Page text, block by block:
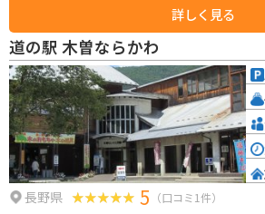
化財に指定されている木曽の大橋や、江戸時代の
宿など、歴史を感じさせる観光スポットが多くあります。 道の駅
の特産品を販売する直売所やレストラン、観光案
の休憩スポットとして最適です。また、木曽の大橋
り、雄大な景色を楽しむことができます。 バイクで訪れる場合、道の駅には
広い駐車場が完備されているので安心です。ツーリ
もちろん、周辺の観光拠点としても利用できます。 地元の名産品としては、
木曽漆器や木曽節があります。木曽漆器は、美しい
お土産に最適です。木曽節は、木曽地方に伝わる
です。道の駅で購入することができます。
詳しく見る
道の駅 木曽ならかわ
長野県 5 （口コミ1件）